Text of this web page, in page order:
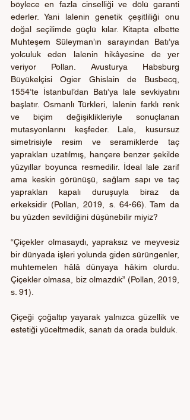
böylece en fazla cinselliği ve dölü garanti
ederler. Yani lalenin genetik çeşitliliği onu
doğal seçilimde güçlü kılar. Kitapta elbette
Muhteşem Süleyman’ın sarayından Batı’ya
yolculuk eden lalenin hikâyesine de yer
veriyor Pollan. Avusturya Habsburg
Büyükelçisi Ogier Ghislain de Busbecq,
1554’te İstanbul’dan Batı’ya lale sevkiyatını
başlatır. Osmanlı Türkleri, lalenin farklı renk
ve biçim değişiklikleriyle sonuçlanan
mutasyonlarını keşfeder. Lale, kusursuz
simetrisiyle resim ve seramiklerde taç
yaprakları uzatılmış, hançere benzer şekilde
yüzyıllar boyunca resmedilir. İdeal lale zarif
ama keskin görünüşü, sağlam sapı ve taç
yaprakları kapalı duruşuyla biraz da
erkeksidir (Pollan, 2019, s. 64-66). Tam da
bu yüzden sevildiğini düşünebilir miyiz?
“Çiçekler olmasaydı, yapraksız ve meyvesiz
bir dünyada işleri yolunda giden sürüngenler,
muhtemelen hâlâ dünyaya hâkim olurdu.
Çiçekler olmasa, biz olmazdık” (Pollan, 2019,
s. 91).
Çiçeği çoğaltıp yayarak yalnızca güzellik ve
estetiği yüceltmedik, sanatı da orada bulduk.